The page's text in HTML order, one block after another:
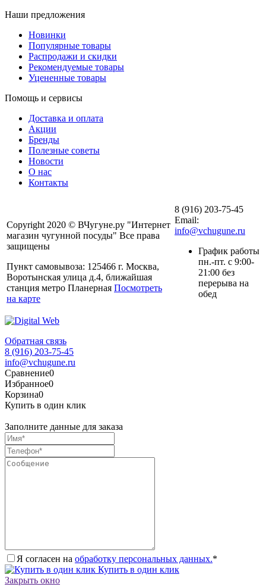
Наши предложения
Новинки
Популярные товары
Распродажи и скидки
Рекомендуемые товары
Уцененные товары
Помощь и сервисы
Доставка и оплата
Акции
Бренды
Полезные советы
Новости
О нас
Контакты
Copyright 2020 © ВЧугуне.ру "Интернет
магазин чугунной посуды" Все права
защищены
Пункт самовывоза: 125466 г. Москва,
Воротынская улица д.4, ближайшая
станция метро Планерная Посмотреть
на карте
8 (916) 203-75-45
Email:
info@vchugune.ru
График работы
пн.-пт. с 9:00-
21:00 без
перерыва на
обед
Обратная связь
8 (916) 203-75-45
info@vchugune.ru
Сравнение0
Избранное0
Корзина0
Купить в один клик
Заполните данные для заказа
Я согласен на обработку персональных данных.*
Купить в один клик
Закрыть окно